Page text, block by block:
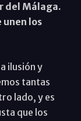
del Málaga.
los
ilusión y
tantas
lado, y es
que los